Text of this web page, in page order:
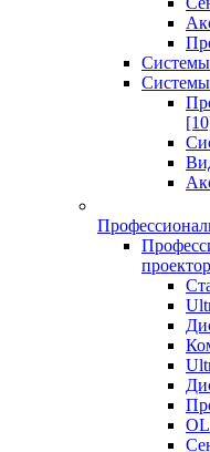
Системы
Системы